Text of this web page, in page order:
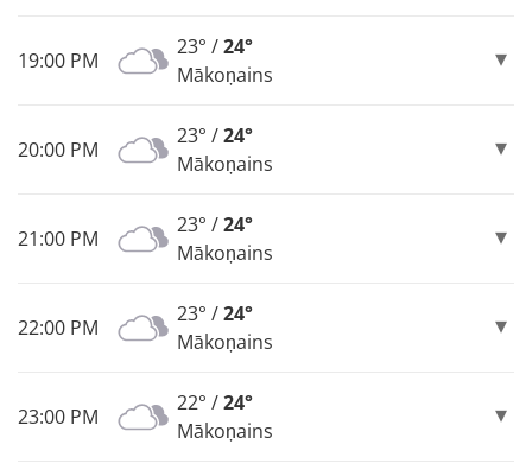
19:00 PM
23° /24°
Mākoņains
20:00 PM
23° /24°
Mākoņains
21:00 PM
23° /24°
Mākoņains
22:00 PM
23° /24°
Mākoņains
23:00 PM
22° /24°
Mākoņains